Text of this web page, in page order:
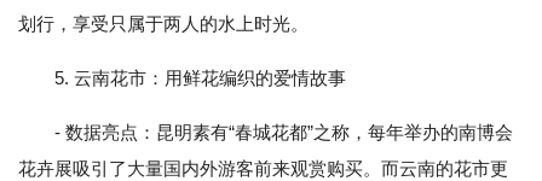
划行，享受只属于两人的水上时光。
5. 云南花市：用鲜花编织的爱情故事
- 数据亮点：昆明素有“春城花都”之称，每年举办的南博会
花卉展吸引了大量国内外游客前来观赏购买。而云南的花市更